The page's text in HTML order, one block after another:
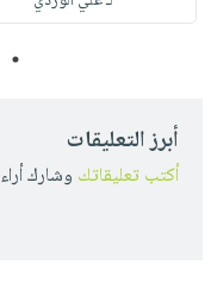
1
أبرز التعليقات
أكتب تعليقاتك وشارك